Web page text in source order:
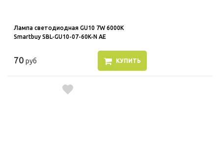
Лампа светодиодная GU10 7W 6000K
Smartbuy SBL-GU10-07-60K-N AE
70 руб КУПИТЬ